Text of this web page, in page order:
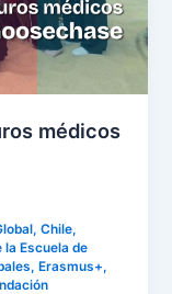
médicos
,Chile,
la Escuela de
,Erasmus+,